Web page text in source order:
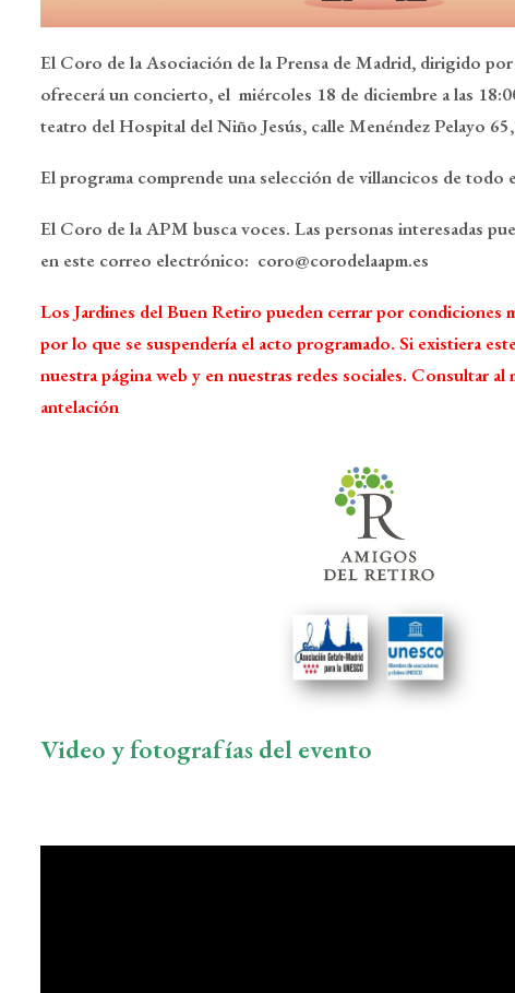
El Coro de la Asociación de la Prensa de Madrid, dirigido
ofrecerá un concierto, el miércoles 18 de diciembre a las
teatro del Hospital del Niño Jesús, calle Menéndez Pelayo
El programa comprende una selección de villancicos de todo
El Coro de la APM busca voces. Las personas interesadas
en este correo electrónico: coro@corodelaapm.es
Los Jardines del Buen Retiro pueden cerrar por condiciones
por lo que se suspendería el acto programado. Si existiera
nuestra página web y en nuestras redes sociales. Consultar al
antelación
Video y fotografías del evento